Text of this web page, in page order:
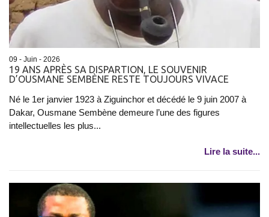
09 - Juin - 2026
19 ANS APRÈS SA DISPARTION, LE SOUVENIR
D’OUSMANE SEMBÈNE RESTE TOUJOURS VIVACE
Né le 1er janvier 1923 à Ziguinchor et décédé le 9 juin 2007 à
Dakar, Ousmane Sembène demeure l’une des figures
intellectuelles les plus...
Lire la suite...